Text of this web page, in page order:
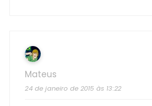
Mateus
24 de janeiro de 2015 às 13:22